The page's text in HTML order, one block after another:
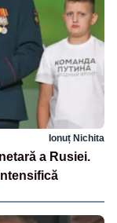
Ionuț Nichita
a Rusiei.